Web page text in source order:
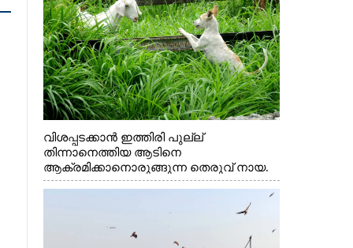
വിശപ്പടക്കാൻ ഇത്തിരി പുല്ല്
തിന്നാനെത്തിയ ആടിനെ
ആക്രമിക്കാനൊരുങ്ങുന്ന തെരുവ് നായ.
എറണാകുളം വാത്തുരുത്തിയിൽ നിന്നുള്ള